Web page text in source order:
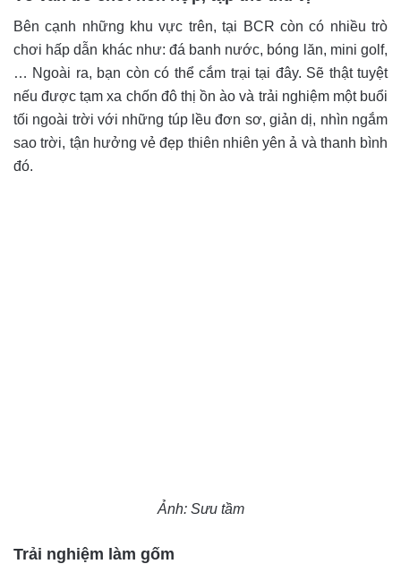
Bên cạnh những khu vực trên, tại BCR còn có nhiều trò
chơi hấp dẫn khác như: đá banh nước, bóng lăn, mini golf,
… Ngoài ra, bạn còn có thể cắm trại tại đây. Sẽ thật tuyệt
nếu được tạm xa chốn đô thị ồn ào và trải nghiệm một buổi
tối ngoài trời với những túp lều đơn sơ, giản dị, nhìn ngắm
sao trời, tận hưởng vẻ đẹp thiên nhiên yên ả và thanh bình
đó.
Ảnh: Sưu tầm
Trải nghiệm làm gốm